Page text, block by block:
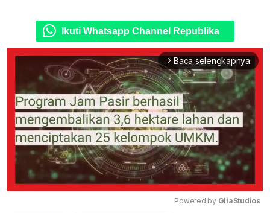
Ikuti Whatsapp Channel Republika
arrow_forward_ios Baca selengkapnya
Powered by GliaStudios